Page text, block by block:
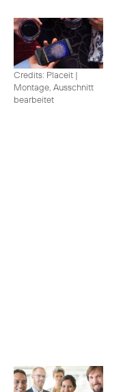
Credits: Placeit |
Montage, Ausschnitt
bearbeitet